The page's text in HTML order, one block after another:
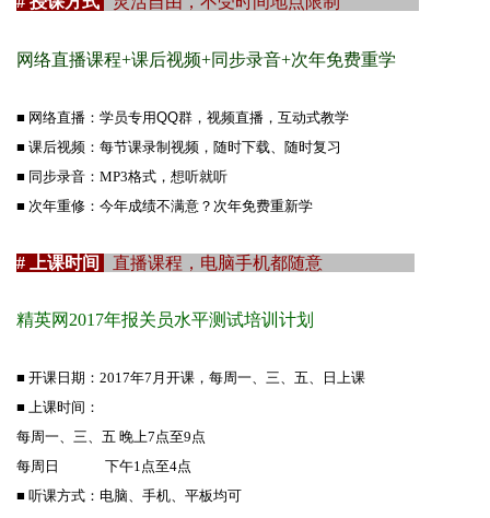
网络直播课程+课后视频+同步录音+次年免费重学
■ 网络直播：学员专用QQ群，视频直播，互动式教学
■ 课后视频：每节课录制视频，随时下载、随时复习
■ 同步录音：MP3格式，想听就听
■ 次年重修：今年成绩不满意？次年免费重新学
# 上课时间 直播课程，电脑手机都随意
精英网2017年报关员水平测试培训计划
■ 开课日期：2017年7月开课， 每周一、三、五、日上课
■ 上课时间：
每周一、三、五 晚上7点至9点
每周日 下午1点至4点
■ 听课方式：电脑、手机、平板均可